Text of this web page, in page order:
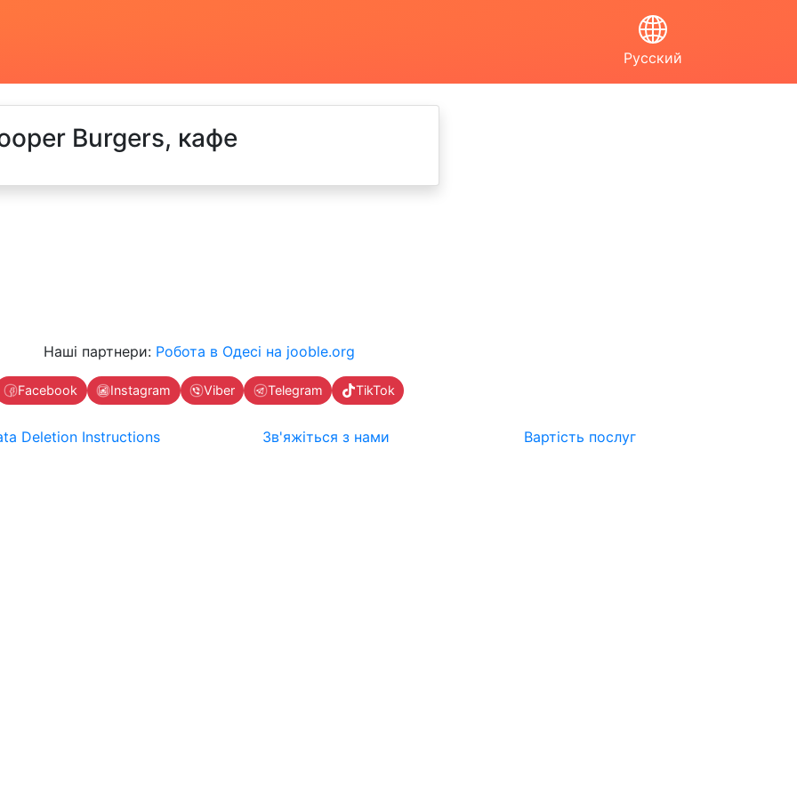
Русский
Burgers, кафе
Наші партнери: Робота в Одесі на jooble.org
Facebook Instagram Viber Telegram TikTok
Deletion Instructions Зв'яжіться з нами Вартість послуг